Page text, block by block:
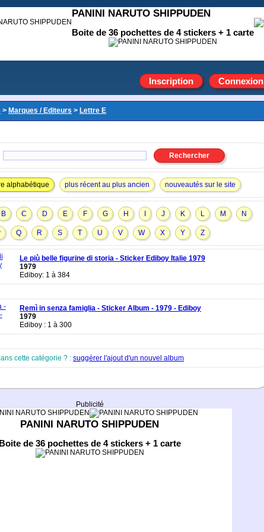
Inscription Connexion
> Marques / Editeurs > Lettre E
alphabétique plus récent au plus ancien nouveautés sur le site
B C D E F G H J K L M N
Q R S T U V W X Y Z
Le più belle figurine di storia - Sticker Ediboy Italie 1979
1979
Ediboy: 1 à 384
Remì in senza famiglia - Sticker Album - 1979 - Ediboy
1979
Ediboy : 1 à 300
cette catégorie ? : suggérer l'ajout d'un nouvel album
Publicité
PANINI NARUTO SHIPPUDEN
Boite de 36 pochettes de 4 stickers + 1 carte
PANINI NARUTO SHIPPUDEN
Boite de 36 pochettes de 4 stickers + 1 carte